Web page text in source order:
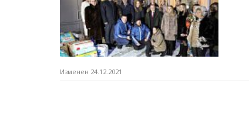
Изменен 24.12.2021